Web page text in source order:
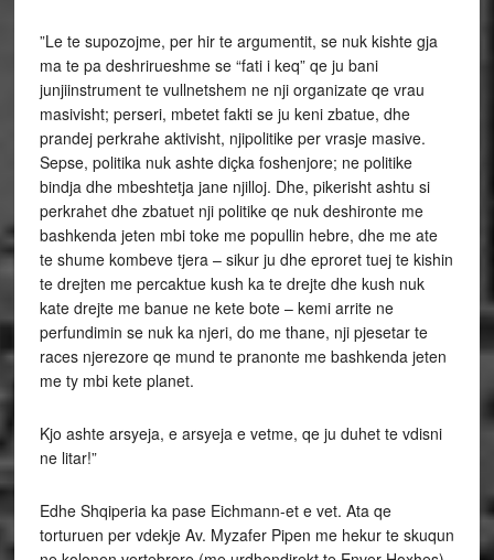
”Le te supozojme, per hir te argumentit, se nuk kishte gja
ma te pa deshrirueshme se “fati i keq” qe ju bani
junjiinstrument te vullnetshem ne nji organizate qe vrau
masivisht; perseri, mbetet fakti se ju keni zbatue, dhe
prandej perkrahe aktivisht, njipolitike per vrasje masive.
Sepse, politika nuk ashte diçka foshenjore; ne politike
bindja dhe mbeshtetja jane njilloj. Dhe, pikerisht ashtu si
perkrahet dhe zbatuet nji politike qe nuk deshironte me
bashkenda jeten mbi toke me popullin hebre, dhe me ate
te shume kombeve tjera – sikur ju dhe eproret tuej te kishin
te drejten me percaktue kush ka te drejte dhe kush nuk
kate drejte me banue ne kete bote – kemi arrite ne
perfundimin se nuk ka njeri, do me thane, nji pjesetar te
races njerezore qe mund te pranonte me bashkenda jeten
me ty mbi kete planet.
Kjo ashte arsyeja, e arsyeja e vetme, qe ju duhet te vdisni
ne litar!”
Edhe Shqiperia ka pase Eichmann-et e vet. Ata qe
torturuen per vdekje Av. Myzafer Pipen me hekur te skuqun